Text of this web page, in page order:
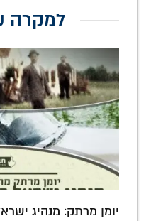
למקרה
יומן מרתק: מנהיג